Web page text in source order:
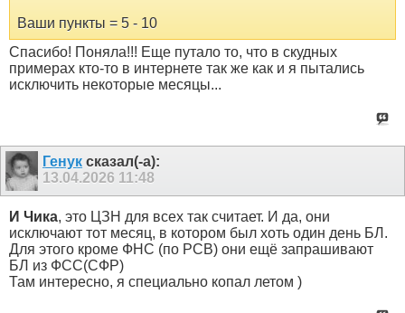
Ваши пункты = 5 - 10
Спасибо! Поняла!!! Еще путало то, что в скудных
примерах кто-то в интернете так же как и я пытались
исключить некоторые месяцы...
Генук сказал(-а):
13.04.2026 11:48
И Чика, это ЦЗН для всех так считает. И да, они
исключают тот месяц, в котором был хоть один день БЛ.
Для этого кроме ФНС (по РСВ) они ещё запрашивают
БЛ из ФСС(СФР)
Там интересно, я специально копал летом )